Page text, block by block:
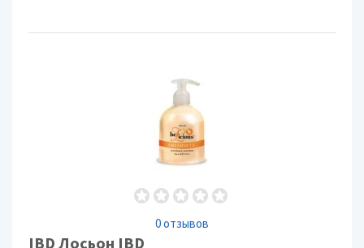
0 отзывов
IBD Лосьон IBD